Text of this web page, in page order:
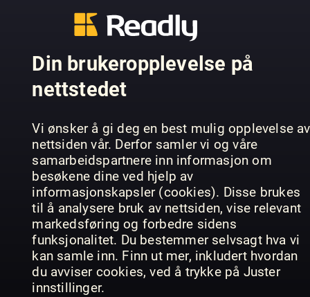
Din brukeropplevelse på
nettstedet
Vi ønsker å gi deg en best mulig opplevelse av
nettsiden vår. Derfor samler vi og våre
samarbeidspartnere inn informasjon om
besøkene dine ved hjelp av
informasjonskapsler (cookies). Disse brukes
til å analysere bruk av nettsiden, vise relevant
markedsføring og forbedre sidens
funksjonalitet. Du bestemmer selvsagt hva vi
kan samle inn. Finn ut mer, inkludert hvordan
du avviser cookies, ved å trykke på Juster
innstillinger.
https://www.theguardian.com/theguardian/
TIDLIGERE UTGAVER
07.08.2026
The Guardian
06.08.2026
The Guardian